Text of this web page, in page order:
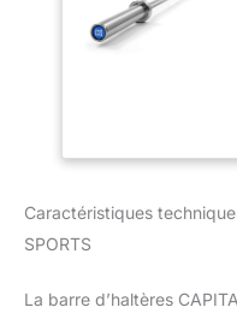
Caractéristiques
SPORTS
La barre d’haltères